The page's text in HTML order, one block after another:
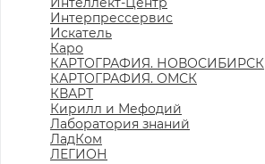
Интерпрессервис
Искатель
Каро
КАРТОГРАФИЯ. НОВОСИБИРСК
КАРТОГРАФИЯ. ОМСК
КВАРТ
Кирилл и Мефодий
Лаборатория знаний
ЛадКом
ЛЕГИОН